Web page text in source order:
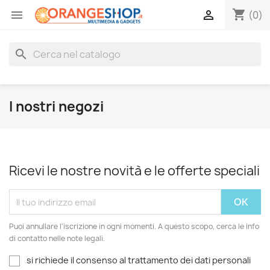
 shopping_cart (0)

search
I nostri negozi
Ricevi le nostre novità e le offerte speciali
Puoi annullare l'iscrizione in ogni momenti. A questo scopo, cerca le info
di contatto nelle note legali.
si richiede il consenso al trattamento dei dati personali